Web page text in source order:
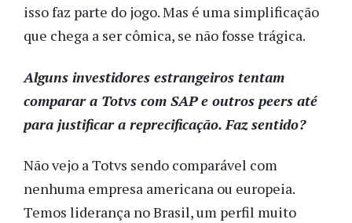
isso faz parte do jogo. Mas é uma simplificação
que chega a ser cômica, se não fosse trágica.
Alguns investidores estrangeiros tentam
comparar a Totvs com SAP e outros peers até
para justificar a reprecificação. Faz sentido?
Não vejo a Totvs sendo comparável com
nenhuma empresa americana ou europeia.
Temos liderança no Brasil, um perfil muito